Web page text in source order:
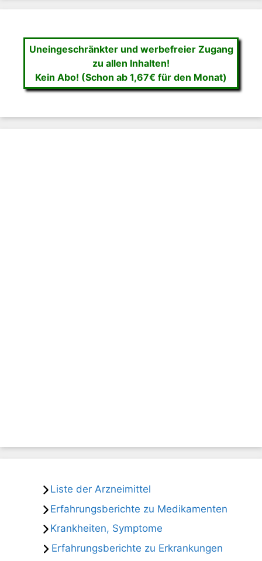
Uneingeschränkter und werbefreier Zugang
zu allen Inhalten!
Kein Abo! (Schon ab 1,67€ für den Monat)
Liste der Arzneimittel
Erfahrungsberichte zu Medikamenten
Krankheiten, Symptome
Erfahrungsberichte zu Erkrankungen